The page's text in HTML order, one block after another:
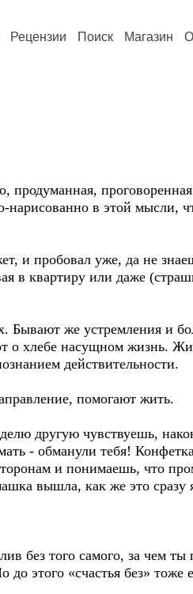
Рецензии Поиск Магазин
продуманная,
нарисованно в этой мысли,
и пробовал уже, да не
в квартиру или даже
Бывают же устремления и
о хлебе насущном жизнь.
действительности.
помогают жить.
другую чувствуешь,
- обманули тебя!
и понимаешь, что
вышла, как же это сразу
без того самого, за чем
этого «счастья без» тоже